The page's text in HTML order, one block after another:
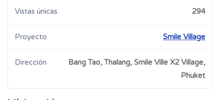
Vistas únicas 294
Proyecto Smile Village
Dirección
Bang Tao, Thalang, Smile Ville X2 Village,
Phuket